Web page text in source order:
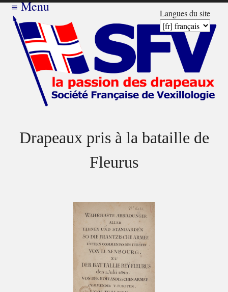
Langues du site
≡Menu
Drapeaux pris à la bataille de
Fleurus